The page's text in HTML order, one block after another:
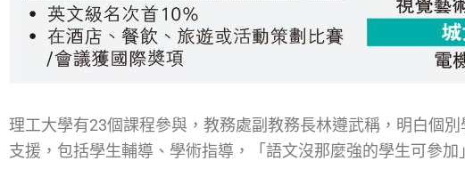
理工大學有23個課程參與，教務處副教務長林遵武稱，明白個
支援，包括學生輔導、學術指導，「語文沒那麼強的學生可參加